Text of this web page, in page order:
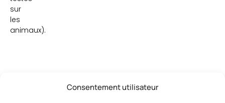
Consentement utilisateur
sur
les
animaux).